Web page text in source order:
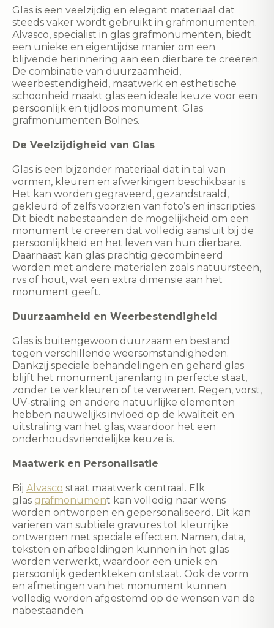
Glas is een veelzijdig en elegant materiaal dat
steeds vaker wordt gebruikt in grafmonumenten.
Alvasco, specialist in glas grafmonumenten, biedt
een unieke en eigentijdse manier om een
blijvende herinnering aan een dierbare te creëren.
De combinatie van duurzaamheid,
weerbestendigheid, maatwerk en esthetische
schoonheid maakt glas een ideale keuze voor een
persoonlijk en tijdloos monument. Glas
grafmonumenten Bolnes.
De Veelzijdigheid van Glas
Glas is een bijzonder materiaal dat in tal van
vormen, kleuren en afwerkingen beschikbaar is.
Het kan worden gegraveerd, gezandstraald,
gekleurd of zelfs voorzien van foto’s en inscripties.
Dit biedt nabestaanden de mogelijkheid om een
monument te creëren dat volledig aansluit bij de
persoonlijkheid en het leven van hun dierbare.
Daarnaast kan glas prachtig gecombineerd
worden met andere materialen zoals natuursteen,
rvs of hout, wat een extra dimensie aan het
monument geeft.
Duurzaamheid en Weerbestendigheid
Glas is buitengewoon duurzaam en bestand
tegen verschillende weersomstandigheden.
Dankzij speciale behandelingen en gehard glas
blijft het monument jarenlang in perfecte staat,
zonder te verkleuren of te verweren. Regen, vorst,
UV-straling en andere natuurlijke elementen
hebben nauwelijks invloed op de kwaliteit en
uitstraling van het glas, waardoor het een
onderhoudsvriendelijke keuze is.
Maatwerk en Personalisatie
Bij Alvasco staat maatwerk centraal. Elk
glas grafmonument kan volledig naar wens
worden ontworpen en gepersonaliseerd. Dit kan
variëren van subtiele gravures tot kleurrijke
ontwerpen met speciale effecten. Namen, data,
teksten en afbeeldingen kunnen in het glas
worden verwerkt, waardoor een uniek en
persoonlijk gedenkteken ontstaat. Ook de vorm
en afmetingen van het monument kunnen
volledig worden afgestemd op de wensen van de
nabestaanden.